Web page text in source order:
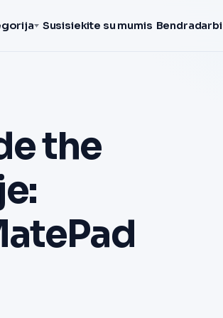
Susisiekite su mumis
the